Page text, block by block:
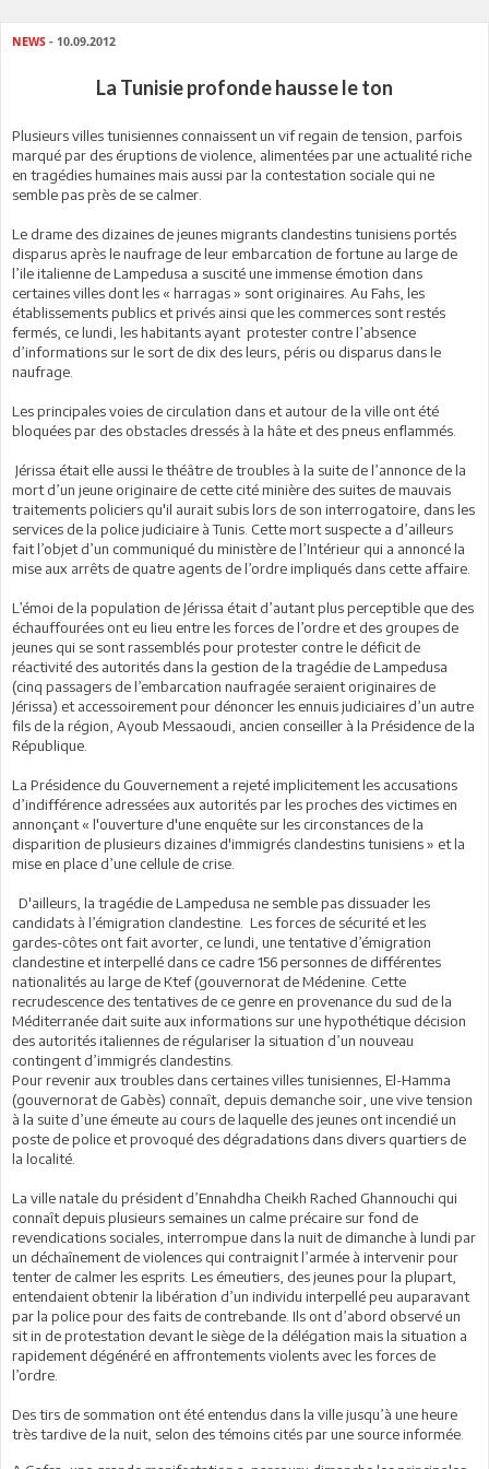
NEWS - 10.09.2012
La Tunisie profonde hausse le ton
Plusieurs villes tunisiennes connaissent un vif regain de tension, parfois
marqué par des éruptions de violence, alimentées par une actualité riche
en tragédies humaines mais aussi par la contestation sociale qui ne
semble pas près de se calmer.
Le drame des dizaines de jeunes migrants clandestins tunisiens portés
disparus après le naufrage de leur embarcation de fortune au large de
l’ile italienne de Lampedusa a suscité une immense émotion dans
certaines villes dont les « harragas » sont originaires. Au Fahs, les
établissements publics et privés ainsi que les commerces sont restés
fermés, ce lundi, les habitants ayant protester contre l’absence
d’informations sur le sort de dix des leurs, péris ou disparus dans le
naufrage.
Les principales voies de circulation dans et autour de la ville ont été
bloquées par des obstacles dressés à la hâte et des pneus enflammés.
Jérissa était elle aussi le théâtre de troubles à la suite de l’annonce de la
mort d’un jeune originaire de cette cité minière des suites de mauvais
traitements policiers qu'il aurait subis lors de son interrogatoire, dans les
services de la police judiciaire à Tunis. Cette mort suspecte a d’ailleurs
fait l’objet d’un communiqué du ministère de l’Intérieur qui a annoncé la
mise aux arrêts de quatre agents de l’ordre impliqués dans cette affaire.
L’émoi de la population de Jérissa était d’autant plus perceptible que des
échauffourées ont eu lieu entre les forces de l’ordre et des groupes de
jeunes qui se sont rassemblés pour protester contre le déficit de
réactivité des autorités dans la gestion de la tragédie de Lampedusa
(cinq passagers de l’embarcation naufragée seraient originaires de
Jérissa) et accessoirement pour dénoncer les ennuis judiciaires d’un autre
fils de la région, Ayoub Messaoudi, ancien conseiller à la Présidence de la
République.
La Présidence du Gouvernement a rejeté implicitement les accusations
d’indifférence adressées aux autorités par les proches des victimes en
annonçant « l'ouverture d'une enquête sur les circonstances de la
disparition de plusieurs dizaines d'immigrés clandestins tunisiens » et la
mise en place d’une cellule de crise.
D'ailleurs, la tragédie de Lampedusa ne semble pas dissuader les
candidats à l’émigration clandestine. Les forces de sécurité et les
gardes-côtes ont fait avorter, ce lundi, une tentative d’émigration
clandestine et interpellé dans ce cadre 156 personnes de différentes
nationalités au large de Ktef (gouvernorat de Médenine. Cette
recrudescence des tentatives de ce genre en provenance du sud de la
Méditerranée dait suite aux informations sur une hypothétique décision
des autorités italiennes de régulariser la situation d’un nouveau
contingent d’immigrés clandestins.
Pour revenir aux troubles dans certaines villes tunisiennes, El-Hamma
(gouvernorat de Gabès) connaît, depuis demanche soir, une vive tension
à la suite d’une émeute au cours de laquelle des jeunes ont incendié un
poste de police et provoqué des dégradations dans divers quartiers de
la localité.
La ville natale du président d’Ennahdha Cheikh Rached Ghannouchi qui
connaît depuis plusieurs semaines un calme précaire sur fond de
revendications sociales, interrompue dans la nuit de dimanche à lundi par
un déchaînement de violences qui contraignit l’armée à intervenir pour
tenter de calmer les esprits. Les émeutiers, des jeunes pour la plupart,
entendaient obtenir la libération d’un individu interpellé peu auparavant
par la police pour des faits de contrebande. Ils ont d’abord observé un
sit in de protestation devant le siège de la délégation mais la situation a
rapidement dégénéré en affrontements violents avec les forces de
l’ordre.
Des tirs de sommation ont été entendus dans la ville jusqu’à une heure
très tardive de la nuit, selon des témoins cités par une source informée.